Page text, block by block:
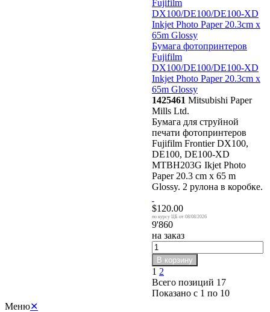
Бумага фотопринтеров
Fujifilm
DX100/DE100/DE100-XD
Inkjet Photo Paper 20.3cm x
65m Glossy
1425461 Mitsubishi Paper
Mills Ltd.
Бумага для струйной
печати фотопринтеров
Fujifilm Frontier DX100,
DE100, DE100-XD
MTBH203G Ikjet Photo
Paper 20.3 cm x 65 m
Glossy. 2 рулона в коробке.
$120.00
08/08/2026
9'860
на заказ
В корзину
1 2
Всего позиций 17
Показано с 1 по 10
Меню✕